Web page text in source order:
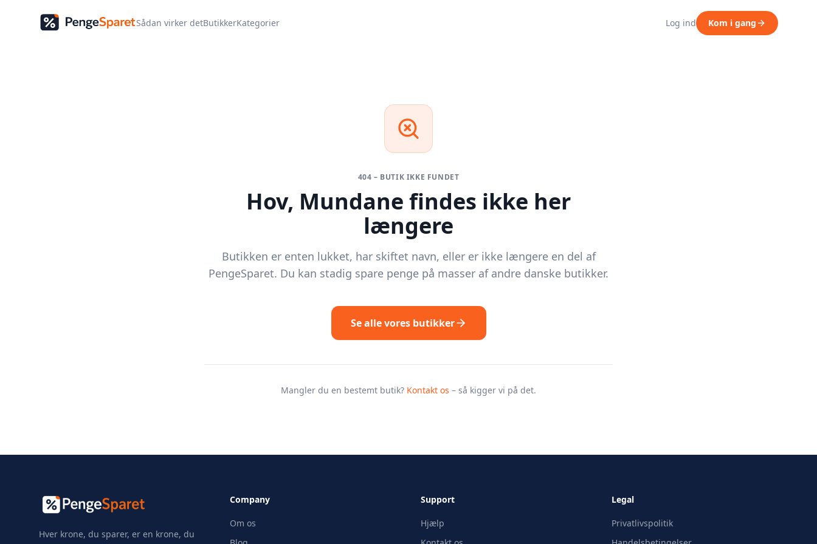
Sådan virker detButikkerKategorier Log ind Kom i gang
404 – BUTIK IKKE FUNDET
Hov, Mundane findes ikke her
længere
Butikken er enten lukket, har skiftet navn, eller er ikke længere en del af
PengeSparet. Du kan stadig spare penge på masser af andre danske butikker.
Se alle vores butikker
Mangler du en bestemt butik? Kontakt os – så kigger vi på det.
Hver krone, du sparer, er en krone, du
Company
Om os
Support
Hjælp
Legal
Privatlivspolitik